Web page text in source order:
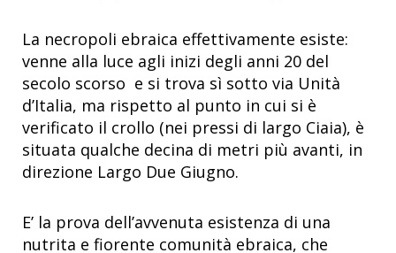
La necropoli ebraica effettivamente esiste:
venne alla luce agli inizi degli anni 20 del
secolo scorso e si trova sì sotto via Unità
d’Italia, ma rispetto al punto in cui si è
verificato il crollo (nei pressi di largo Ciaia), è
situata qualche decina di metri più avanti, in
direzione Largo Due Giugno.
E’ la prova dell’avvenuta esistenza di una
nutrita e fiorente comunità ebraica, che